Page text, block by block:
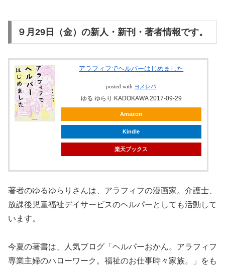
９月29日（金）の新人・新刊・著者情報です。
アラフィフでヘルパーはじめました
posted with ヨメレバ
ゆる ゆらり KADOKAWA 2017-09-29
Amazon
Kindle
楽天ブックス
著者のゆるゆらりさんは、アラフィフの漫画家。介護士、
放課後児童福祉デイサービスのヘルパーとしても活動して
います。
今夏の著書は、人気ブログ「ヘルパーおかん。アラフィフ
専業主婦のハローワーク。福祉のお仕事時々家族。」をも